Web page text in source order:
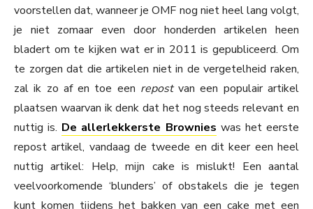
voorstellen dat, wanneer je OMF nog niet heel lang volgt,
je niet zomaar even door honderden artikelen heen
bladert om te kijken wat er in 2011 is gepubliceerd. Om
te zorgen dat die artikelen niet in de vergetelheid raken,
zal ik zo af en toe een repostvan een populair artikel
plaatsen waarvan ik denk dat het nog steeds relevant en
nuttig is. De allerlekkerste Brownies was het eerste
repost artikel, vandaag de tweede en dit keer een heel
nuttig artikel: Help, mijn cake is mislukt! Een aantal
veelvoorkomende ‘blunders’ of obstakels die je tegen
kunt komen tijdens het bakken van een cake met een